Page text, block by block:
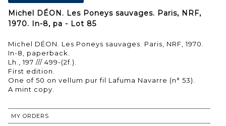
Michel DÉON. Les Poneys sauvages. Paris, NRF,
1970. In-8, pa - Lot 85
Michel DÉON. Les Poneys sauvages. Paris, NRF, 1970.
In-8, paperback.
Lh., 197 /// 499-(2f.).
First edition.
One of 50 on vellum pur fil Lafuma Navarre (n° 53).
MY ORDERS